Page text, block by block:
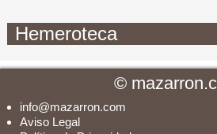
Hemeroteca
©
info@mazarron.com
Aviso Legal